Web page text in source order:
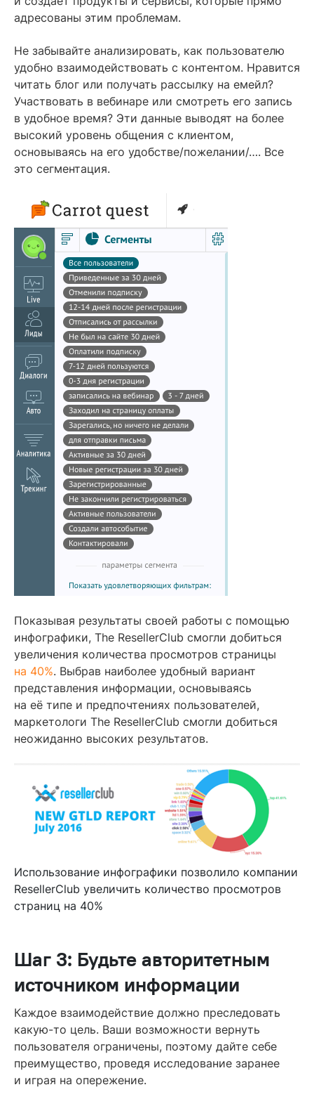
адресованы этим проблемам.
Не забывайте анализировать, как пользователю
удобно взаимодействовать с контентом. Нравится
читать блог или получать рассылку на емейл?
Участвовать в вебинаре или смотреть его запись
в удобное время? Эти данные выводят на более
высокий уровень общения с клиентом,
основываясь на его удобстве/пожелании/…. Все
это сегментация.
Показывая результаты своей работы с помощью
инфографики, The ResellerClub смогли добиться
увеличения количества просмотров страницы
на 40%. Выбрав наиболее удобный вариант
представления информации, основываясь
на её типе и предпочтениях пользователей,
маркетологи The ResellerClub смогли добиться
неожиданно высоких результатов.
Использование инфографики позволило компании
ResellerClub увеличить количество просмотров
страниц на 40%
Шаг 3: Будьте авторитетным
источником информации
Каждое взаимодействие должно преследовать
какую-то цель. Ваши возможности вернуть
пользователя ограничены, поэтому дайте себе
преимущество, проведя исследование заранее
и играя на опережение.